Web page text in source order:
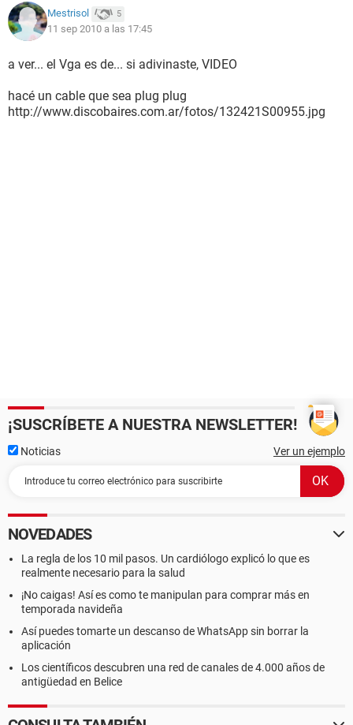
Mestrisol 5
11 sep 2010 a las 17:45
a ver... el Vga es de... si adivinaste, VIDEO
hacé un cable que sea plug plug
http://www.discobaires.com.ar/fotos/132421S00955.jpg
¡SUSCRÍBETE A NUESTRA NEWSLETTER!
Noticias Ver un ejemplo
NOVEDADES
La regla de los 10 mil pasos. Un cardiólogo explicó lo que es
realmente necesario para la salud
¡No caigas! Así es como te manipulan para comprar más en
temporada navideña
Así puedes tomarte un descanso de WhatsApp sin borrar la
aplicación
Los científicos descubren una red de canales de 4.000 años de
antigüedad en Belice